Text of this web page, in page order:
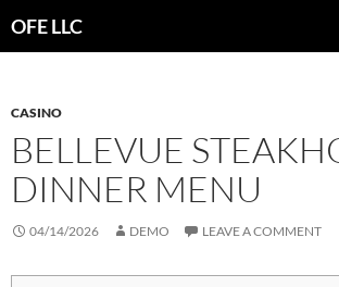
OFE LLC
CASINO
BELLEVUE
DINNER MENU
04/14/2026 DEMO LEAVE A COMMENT